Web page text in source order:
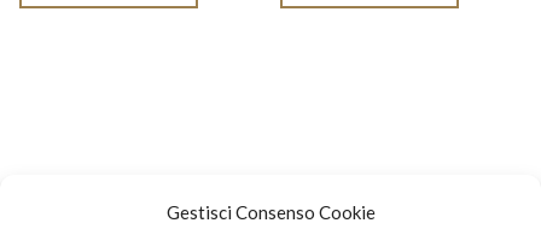
Gestisci Consenso Cookie